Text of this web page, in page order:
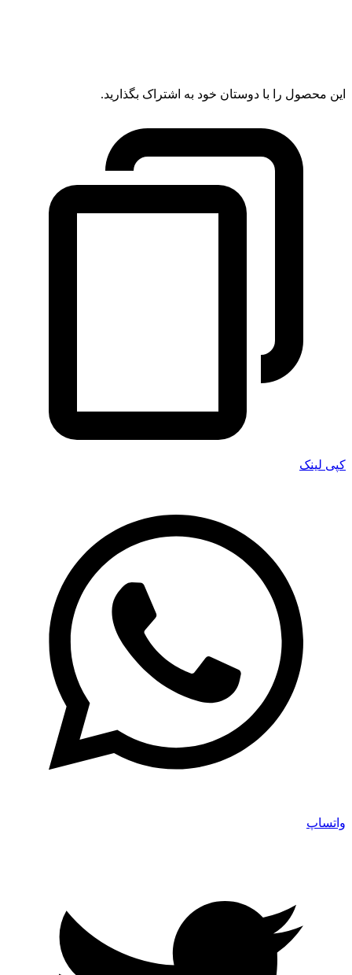
این محصول را با دوستان خود به اشتراک بگذارید.
کپی لینک
واتساپ